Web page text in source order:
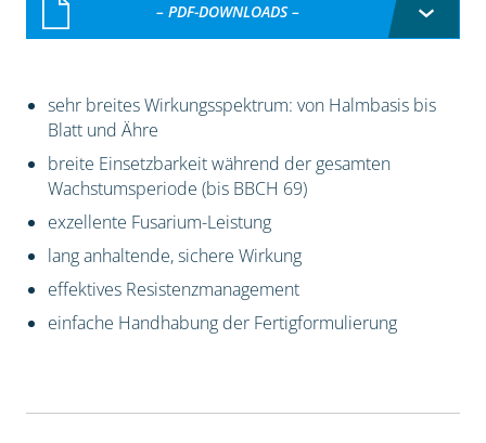
– PDF-DOWNLOADS –
sehr breites Wirkungsspektrum: von Halmbasis bis
Blatt und Ähre
breite Einsetzbarkeit während der gesamten
Wachstumsperiode (bis BBCH 69)
exzellente Fusarium-Leistung
lang anhaltende, sichere Wirkung
effektives Resistenzmanagement
einfache Handhabung der Fertigformulierung